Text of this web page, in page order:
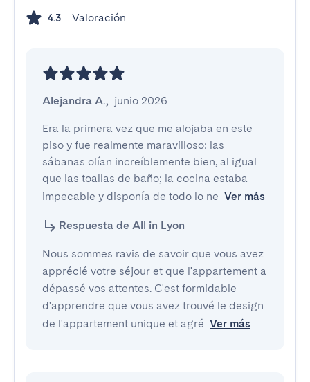
4.3 Valoración
Alejandra A., junio 2026
Era la primera vez que me alojaba en este
piso y fue realmente maravilloso: las
sábanas olían increíblemente bien, al igual
que las toallas de baño; la cocina estaba
impecable y disponía de todo lo ne Ver más
Respuesta de All in Lyon
Nous sommes ravis de savoir que vous avez
apprécié votre séjour et que l'appartement a
dépassé vos attentes. C'est formidable
d'apprendre que vous avez trouvé le design
de l'appartement unique et agré Ver más